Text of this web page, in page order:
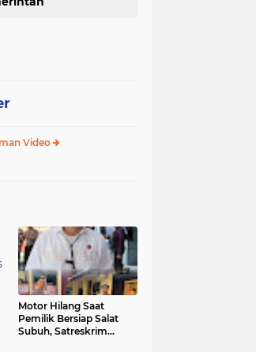
Video
Motor Hilang Saat
Pemilik Bersiap Salat
Subuh, Satreskrim